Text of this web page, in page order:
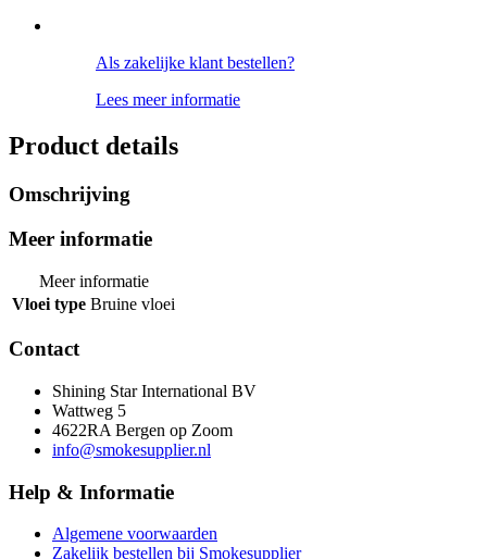
Als zakelijke klant bestellen?
Lees meer informatie
Product details
Omschrijving
Meer informatie
Meer informatie
Vloei type Bruine vloei
Contact
Shining Star International BV
Wattweg 5
4622RA Bergen op Zoom
info@smokesupplier.nl
Help & Informatie
Algemene voorwaarden
Zakelijk bestellen bij Smokesupplier